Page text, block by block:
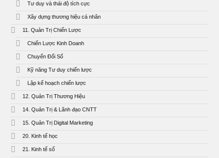
Tư duy và thái độ tích cực
Xây dựng thương hiệu cá nhân
11. Quản Trị Chiến Lược
Chiến Lược Kinh Doanh
Chuyển Đổi Số
Kỹ năng Tư duy chiến lược
Lập kế hoạch chiến lược
12. Quản Trị Thương Hiệu
14. Quản Trị & Lãnh đạo CNTT
15. Quản Trị Digital Marketing
20. Kinh tế học
21. Kinh tế số